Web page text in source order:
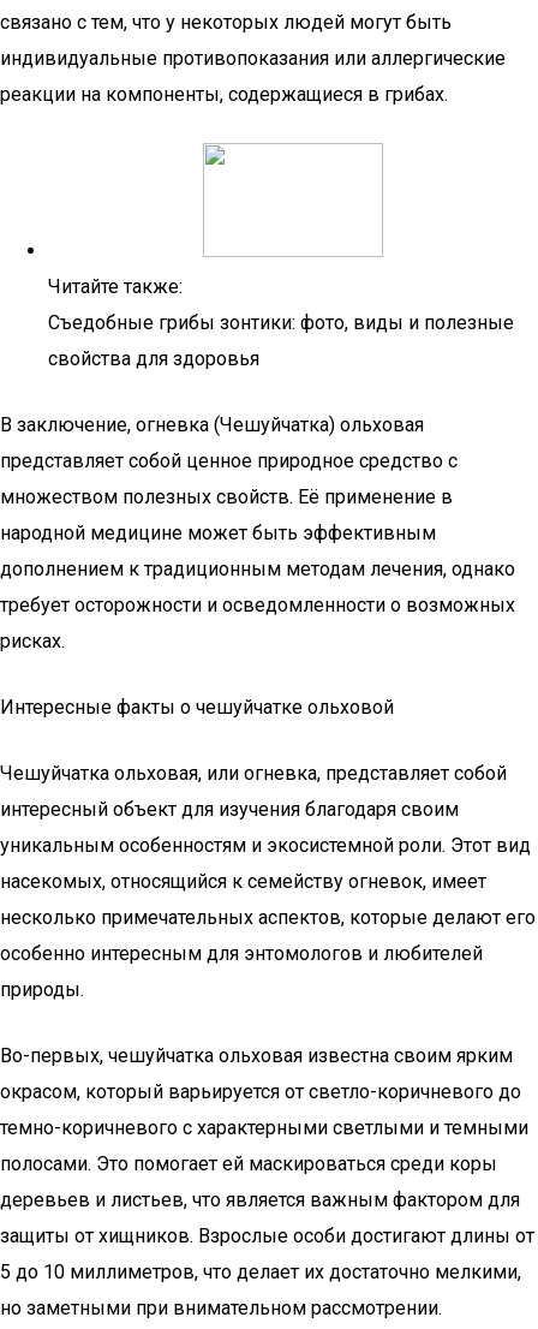
связано с тем, что у некоторых людей могут быть
индивидуальные противопоказания или аллергические
реакции на компоненты, содержащиеся в грибах.
Читайте также:
Съедобные грибы зонтики: фото, виды и полезные
свойства для здоровья
В заключение, огневка (Чешуйчатка) ольховая
представляет собой ценное природное средство с
множеством полезных свойств. Её применение в
народной медицине может быть эффективным
дополнением к традиционным методам лечения, однако
требует осторожности и осведомленности о возможных
рисках.
Интересные факты о чешуйчатке ольховой
Чешуйчатка ольховая, или огневка, представляет собой
интересный объект для изучения благодаря своим
уникальным особенностям и экосистемной роли. Этот вид
насекомых, относящийся к семейству огневок, имеет
несколько примечательных аспектов, которые делают его
особенно интересным для энтомологов и любителей
природы.
Во-первых, чешуйчатка ольховая известна своим ярким
окрасом, который варьируется от светло-коричневого до
темно-коричневого с характерными светлыми и темными
полосами. Это помогает ей маскироваться среди коры
деревьев и листьев, что является важным фактором для
защиты от хищников. Взрослые особи достигают длины от
5 до 10 миллиметров, что делает их достаточно мелкими,
но заметными при внимательном рассмотрении.